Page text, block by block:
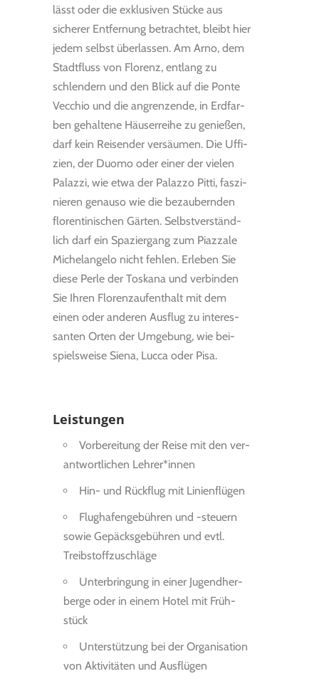
lässt oder die exklu­si­ven Stü­cke aus
siche­rer Ent­fer­nung betrach­tet, bleibt hier
jedem selbst über­las­sen. Am Arno, dem
Stadt­fluss von Flo­renz, ent­lang zu
schlen­dern und den Blick auf die Ponte
Vec­chio und die angren­zende, in Erd­far­
ben gehal­tene Häu­ser­reihe zu genie­ßen,
darf kein Rei­sen­der ver­säu­men. Die Uffi­
zien, der Duomo oder einer der vie­len
Palazzi, wie etwa der Palazzo Pitti, fas­zi­
nie­ren genauso wie die bezau­bern­den
flo­ren­ti­ni­schen Gär­ten. Selbst­ver­ständ­
lich darf ein Spa­zier­gang zum Piaz­zale
Miche­lan­gelo nicht feh­len. Erle­ben Sie
diese Perle der Tos­kana und ver­bin­den
Sie Ihren Flo­renz­auf­ent­halt mit dem
einen oder ande­ren Aus­flug zu inter­es­
san­ten Orten der Umge­bung, wie bei­
spiels­weise Siena, Lucca oder Pisa.
Leistungen
Vorbe­rei­tung der Reise mit den ver­
ant­wort­li­chen Lehre­r*innen
Hin- und Rück­flug mit Lini­en­flü­gen
Flug­ha­fen­ge­büh­ren und -steu­ern
sowie Gepäcks­ge­büh­ren und evtl.
Treib­stoff­zu­schläge
Unter­brin­gung in einer Jugend­her­
berge oder in einem Hotel mit Früh­
stück
Unter­stüt­zung bei der Orga­ni­sa­tion
von Akti­vi­tä­ten und Aus­flü­gen